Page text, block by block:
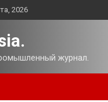
2026
журнал.